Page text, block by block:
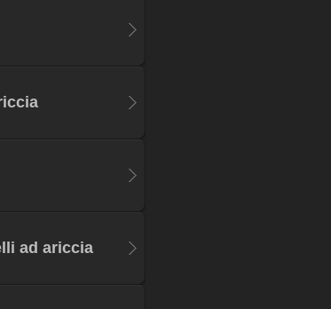
ad ariccia